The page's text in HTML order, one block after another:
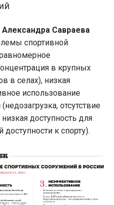
Александра Савраева
спортивной
в крупных
в селах), низкая
использование
отсутствие
доступность для
к спорту).